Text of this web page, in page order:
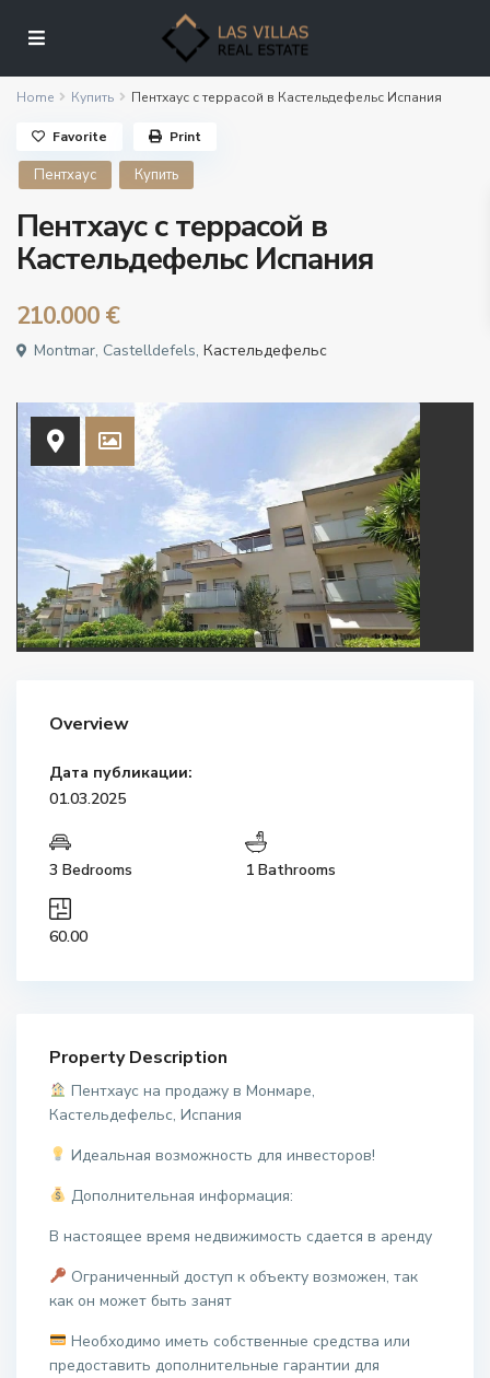
Home Купить Пентхаус с террасой в Кастельдефельс Испания
Пентхаус Купить
Пентхаус с террасой в
Кастельдефельс Испания
210.000 €
Montmar, Castelldefels,Кастельдефельс
Favorite Print
Overview
Дата публикации:
01.03.2025
3 Bedrooms 1 Bathrooms
60.00
Property Description
Пентхаус на продажу в Монмаре,
Кастельдефельс, Испания
Идеальная возможность для инвесторов!
Дополнительная информация:
В настоящее время недвижимость сдается в аренду
Ограниченный доступ к объекту возможен, так
как он может быть занят
Необходимо иметь собственные средства или
предоставить дополнительные гарантии для